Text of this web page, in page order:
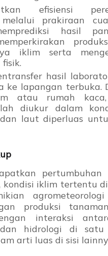
efisiensi
prakiraan
hasil
iklim serta
hasil
ke lapangan terbuka.
atau rumah kaca,
diukur dalam
laut diperluas
pertumbuhan
kondisi iklim tertentu
produksi
interaksi
dan hidrologi di
arti luas di sisi